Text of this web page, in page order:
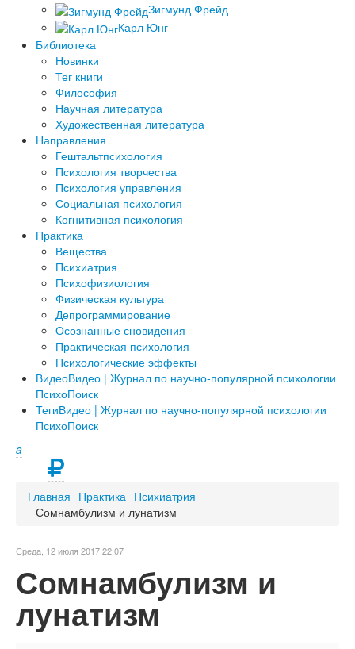
Зигмунд Фрейд
Карл Юнг
Библиотека
Новинки
Тег книги
Философия
Научная литература
Художественная литература
Направления
Гештальтпсихология
Психология творчества
Психология управления
Социальная психология
Когнитивная психология
Практика
Вещества
Психиатрия
Психофизиология
Физическая культура
Депрограммирование
Осознанные сновидения
Практическая психология
Психологические эффекты
ВидеоВидео | Журнал по научно-популярной психологии
ПсихоПоиск
ТегиВидео | Журнал по научно-популярной психологии
ПсихоПоиск
a
Главная Практика Психиатрия
Сомнамбулизм и лунатизм
Среда, 12 июля 2017 22:07
Сомнамбулизм и
лунатизм